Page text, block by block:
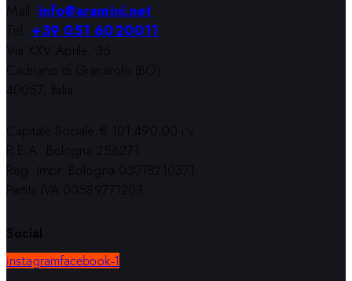
Mail:info@aramini.net
Tel:+39 051 6020011
Via XXV Aprile, 36
Cadriano di Granarolo (BO)
40057, Italia
Capitale Sociale € 101.490,00 i.v.
R.E.A. Bologna 256271
Reg. Impr. Bologna 03018210371
Partita IVA 00589771203
Social
instagramfacebook-1